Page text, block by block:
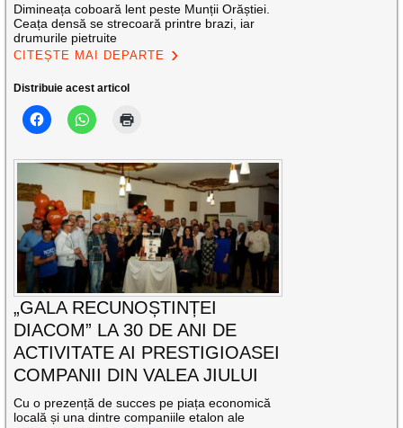
Dimineața coboară lent peste Munții Orăștiei.
Ceața densă se strecoară printre brazi, iar
drumurile pietruite
CITEȘTE MAI DEPARTE
Distribuie acest articol
„GALA RECUNOȘTINȚEI
DIACOM” LA 30 DE ANI DE
ACTIVITATE AI PRESTIGIOASEI
COMPANII DIN VALEA JIULUI
Cu o prezență de succes pe piața economică
locală și una dintre companiile etalon ale